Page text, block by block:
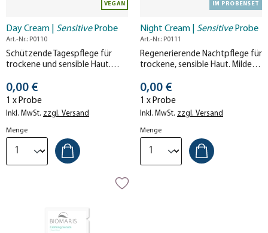
VEGAN
Day Cream | SensitiveProbe
Art.-Nr.: P0110
Schützende Tagespflege für
trockene und sensible Haut.
zurück ins Gleichgewicht.
Stückpreis
0,00 €
1 x Probe
Inkl. MwSt. zzgl. Versand
Menge
IM PROBENSET
Night Cream | SensitiveProbe
Art.-Nr.: P0111
Regenerierende Nachtpflege für
trockene, sensible Haut. Mildert
Zell-Erneuerung über Nacht.
Stückpreis
0,00 €
1 x Probe
Inkl. MwSt. zzgl. Versand
Menge